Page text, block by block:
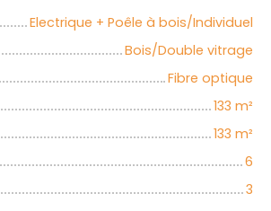
Electrique + Poêle à bois/Individuel
Bois/Double vitrage
Fibre optique
133 m²
133 m²
6
3